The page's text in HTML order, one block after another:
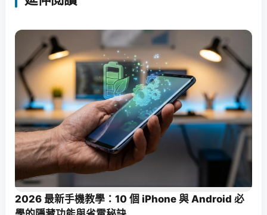
2026 最新手機教學：10 個 iPhone 與 Android 必